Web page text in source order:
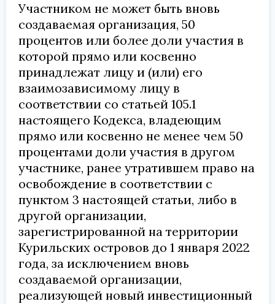
Участником не может быть вновь
создаваемая организация, 50
процентов или более доли участия в
которой прямо или косвенно
принадлежат лицу и (или) его
взаимозависимому лицу в
соответствии со статьей 105.1
настоящего Кодекса, владеющим
прямо или косвенно не менее чем 50
процентами доли участия в другом
участнике, ранее утратившем право на
освобождение в соответствии с
пунктом 3 настоящей статьи, либо в
другой организации,
зарегистрированной на территории
Курильских островов до 1 января 2022
года, за исключением вновь
создаваемой организации,
реализующей новый инвестиционный